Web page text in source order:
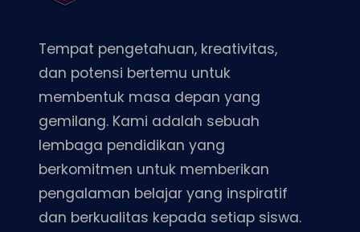
Tempat pengetahuan, kreativitas,
dan potensi bertemu untuk
membentuk masa depan yang
gemilang. Kami adalah sebuah
lembaga pendidikan yang
berkomitmen untuk memberikan
pengalaman belajar yang inspiratif
dan berkualitas kepada setiap siswa.